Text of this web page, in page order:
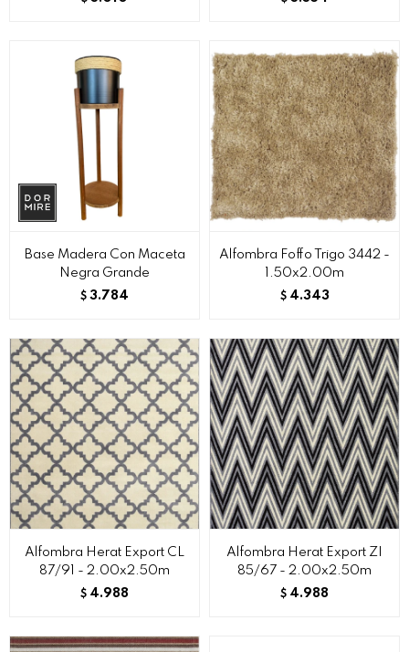
Base Madera Con Maceta
Negra Grande
$ 3.784
Alfombra Foffo Trigo 3442 -
1.50x2.00m
$ 4.343
Alfombra Herat Export CL
87/91 - 2.00x2.50m
$ 4.988
Alfombra Herat Export ZI
85/67 - 2.00x2.50m
$ 4.988